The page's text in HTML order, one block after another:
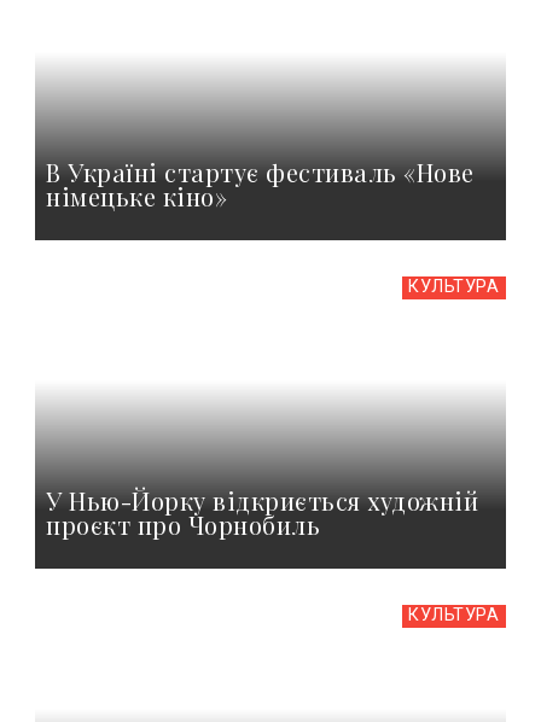
В Україні стартує фестиваль «Нове
німецьке кіно»
КУЛЬТУРА
У Нью-Йорку відкриється художній
проєкт про Чорнобиль
КУЛЬТУРА